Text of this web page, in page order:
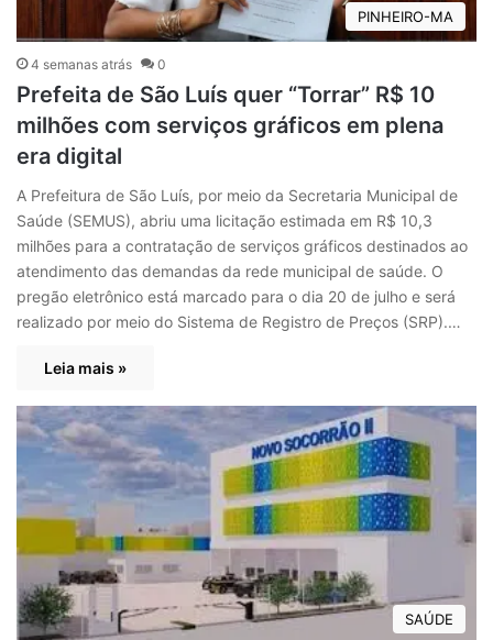
PINHEIRO-MA
4 semanas atrás 0
Prefeita de São Luís quer “Torrar” R$ 10
milhões com serviços gráficos em plena
era digital
A Prefeitura de São Luís, por meio da Secretaria Municipal de
Saúde (SEMUS), abriu uma licitação estimada em R$ 10,3
milhões para a contratação de serviços gráficos destinados ao
atendimento das demandas da rede municipal de saúde. O
pregão eletrônico está marcado para o dia 20 de julho e será
realizado por meio do Sistema de Registro de Preços (SRP).…
Leia mais »
SAÚDE